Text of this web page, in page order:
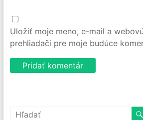
Uložiť moje meno, e-mail a
prehliadači pre moje budúce